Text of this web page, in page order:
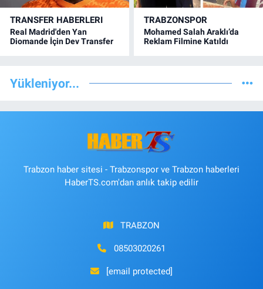
TRANSFER HABERLERI
Real Madrid'den Yan
Diomande İçin Dev Transfer
TRABZONSPOR
Mohamed Salah Araklı’da
Reklam Filmine Katıldı
Yükleniyor...
Trabzon haber sitesi - Trabzonspor ve Trabzon haberleri
HaberTS.com'dan anlık takip edilir
TRABZON
08503020261
[email protected]